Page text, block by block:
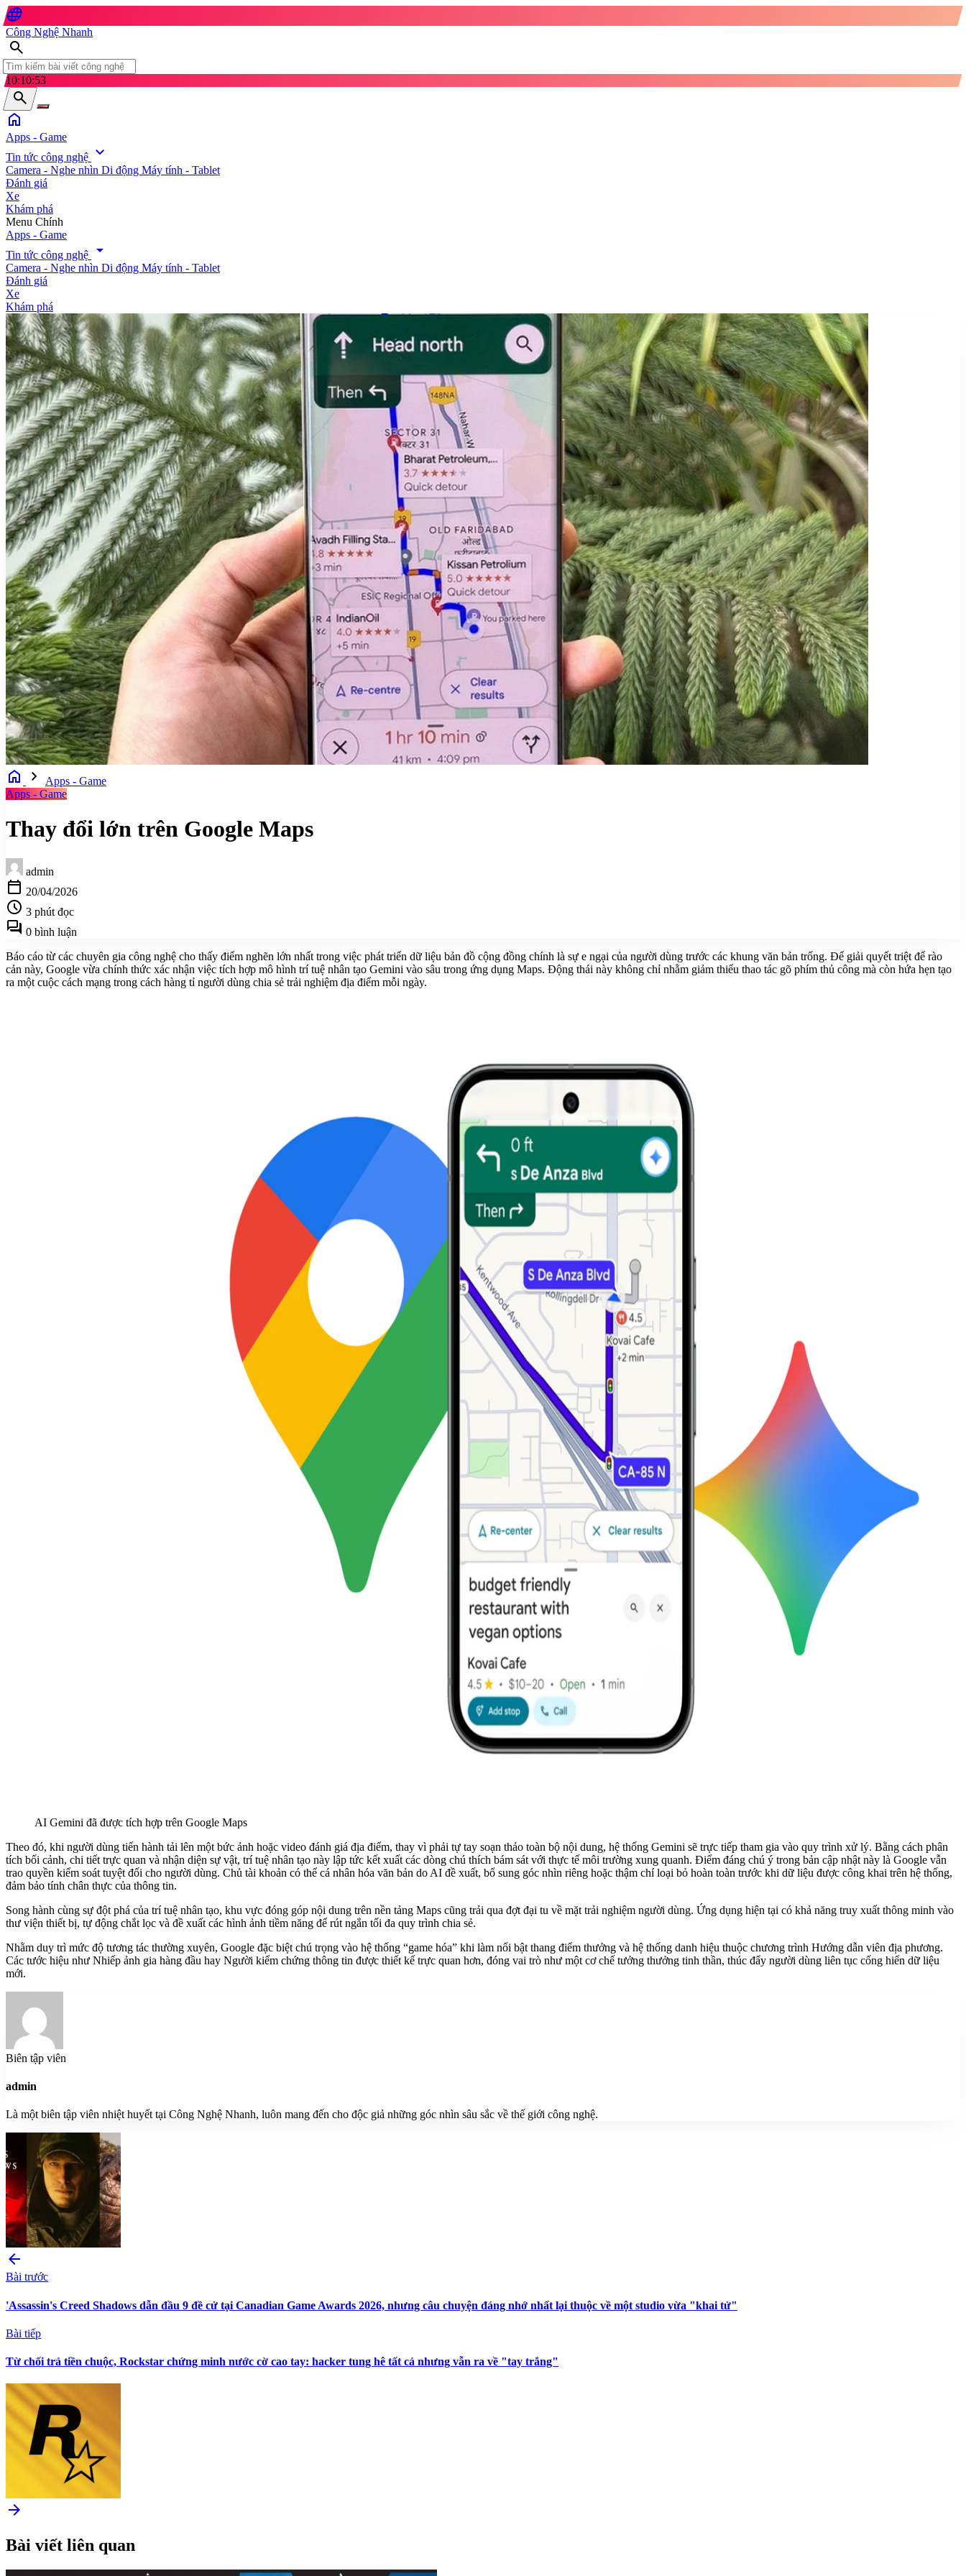
language
Công Nghệ Nhanh
search
10:10:55
search
home
Apps - Game
Tin tức công nghệ expand_more
Camera - Nghe nhìn Di động Máy tính - Tablet
Đánh giá
Xe
Khám phá
search
Menu Chính
Apps - Game
Tin tức công nghệ
arrow_drop_down
Camera - Nghe nhìn Di động Máy tính - Tablet
Đánh giá
Xe
Khám phá
home chevron_right
Apps - Game
Apps - Game
Thay đổi lớn trên Google Maps
admin
calendar_today 20/04/2026
schedule 3 phút đọc
forum 0 bình luận
Báo cáo từ các chuyên gia công nghệ cho thấy điểm nghẽn lớn nhất trong việc phát triển dữ liệu bản đồ cộng đồng chính là sự e ngại của người dùng trước các khung văn bản trống. Để giải quyết triệt để rào
cản này, Google vừa chính thức xác nhận việc tích hợp mô hình trí tuệ nhân tạo Gemini vào sâu trong ứng dụng Maps. Động thái này không chỉ nhằm giảm thiểu thao tác gõ phím thủ công mà còn hứa hẹn tạo
ra một cuộc cách mạng trong cách hàng tỉ người dùng chia sẻ trải nghiệm địa điểm mỗi ngày.
AI Gemini đã được tích hợp trên Google Maps
Theo đó, khi người dùng tiến hành tải lên một bức ảnh hoặc video đánh giá địa điểm, thay vì phải tự tay soạn thảo toàn bộ nội dung, hệ thống Gemini sẽ trực tiếp tham gia vào quy trình xử lý. Bằng cách phân
tích bối cảnh, chi tiết trực quan và nhận diện sự vật, trí tuệ nhân tạo này lập tức kết xuất các dòng chú thích bám sát với thực tế môi trường xung quanh. Điểm đáng chú ý trong bản cập nhật này là Google vẫn
trao quyền kiểm soát tuyệt đối cho người dùng. Chủ tài khoản có thể cá nhân hóa văn bản do AI đề xuất, bổ sung góc nhìn riêng hoặc thậm chí loại bỏ hoàn toàn trước khi dữ liệu được công khai trên hệ thống,
đảm bảo tính chân thực của thông tin.
Song hành cùng sự đột phá của trí tuệ nhân tạo, khu vực đóng góp nội dung trên nền tảng Maps cũng trải qua đợt đại tu về mặt trải nghiệm người dùng. Ứng dụng hiện tại có khả năng truy xuất thông minh vào
thư viện thiết bị, tự động chắt lọc và đề xuất các hình ảnh tiềm năng để rút ngắn tối đa quy trình chia sẻ.
Nhằm duy trì mức độ tương tác thường xuyên, Google đặc biệt chú trọng vào hệ thống “game hóa” khi làm nổi bật thang điểm thưởng và hệ thống danh hiệu thuộc chương trình Hướng dẫn viên địa phương.
Các tước hiệu như Nhiếp ảnh gia hàng đầu hay Người kiểm chứng thông tin được thiết kế trực quan hơn, đóng vai trò như một cơ chế tưởng thưởng tinh thần, thúc đẩy người dùng liên tục cống hiến dữ liệu
mới.
Biên tập viên
admin
Là một biên tập viên nhiệt huyết tại Công Nghệ Nhanh, luôn mang đến cho độc giả những góc nhìn sâu sắc về thế giới công nghệ.
arrow_back
Bài trước
'Assassin's Creed Shadows dẫn đầu 9 đề cử tại Canadian Game Awards 2026, nhưng câu chuyện đáng nhớ nhất lại thuộc về một studio vừa "khai tử"
Bài tiếp
Từ chối trả tiền chuộc, Rockstar chứng minh nước cờ cao tay: hacker tung hê tất cả nhưng vẫn ra về "tay trắng"
arrow_forward
Bài viết liên quan